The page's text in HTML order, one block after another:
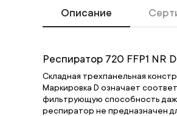
Описание
Респиратор 720 FFP1 NR D
Складная трехпанельная
Маркировка D означает
фильтрующую способность
респиратор не предназначен